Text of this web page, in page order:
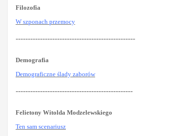
Filozofia
W szponach przemocy
-------------------------------------------------
Demografia
Demograficzne ślady zaborów
------------------------------------------------
Felietony Witolda Modzelewskiego
Ten sam scenariusz